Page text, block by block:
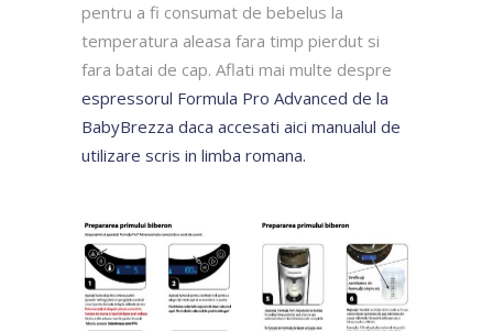
pentru a fi consumat de bebelus la
temperatura aleasa fara timp pierdut si
fara batai de cap. Aflati mai multe despre
espressorul Formula Pro Advanced de la
BabyBrezza daca accesati aici manualul de
utilizare scris in limba romana.